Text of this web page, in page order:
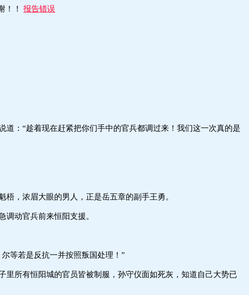
！！ 报告错误
趁着现在赶紧把你们手中的官兵都调过来！我们这一次真的是
浓眉大眼的男人，正是岳五章的副手王勇。
动官兵前来恒阳支援。
若是反抗一并按照叛国处理！”
恒阳城的官员皆被制服，孙守仪面如死灰，知道自己大势已